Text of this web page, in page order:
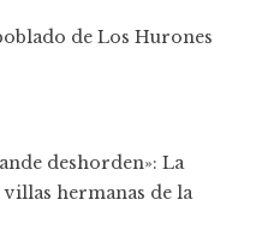
de Los Hurones
deshorden»: La
hermanas de la